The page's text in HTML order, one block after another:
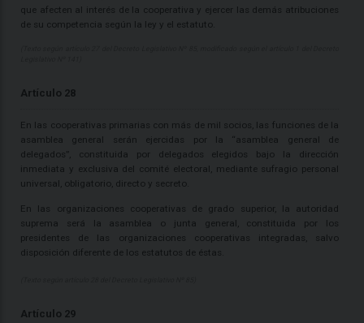
que afecten al interés de la cooperativa y ejercer las demás atribuciones
de su competencia según la ley y el estatuto.
Artículo 28
En las cooperativas primarias con más de mil socios, las funciones de la
asamblea general serán ejercidas por la “asamblea general de
delegados”, constituida por delegados elegidos bajo la dirección
inmediata y exclusiva del comité electoral, mediante sufragio personal
universal, obligatorio, directo y secreto.
En las organizaciones cooperativas de grado superior, la autoridad
suprema será la asamblea o junta general, constituida por los
presidentes de las organizaciones cooperativas integradas, salvo
disposición diferente de los estatutos de éstas.
Artículo 29